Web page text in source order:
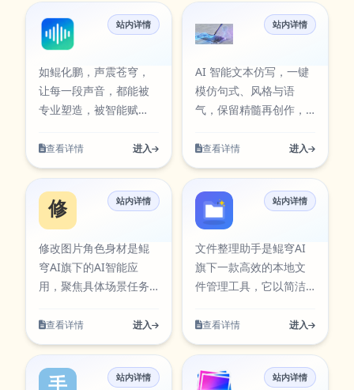
提升执行效率，减少重
复操作带来的时间成
本。当前条目已在本站
示，访问入口：
https://tool.kunqiongai.com。
果的完整流程，适合日
常办公、内容创作、学
习研究与团队协作等多
类任务。在使用过程中
可按需求调整参数与输
结果质量的同时提升执
带来的时间成本。当前
条目已在本站AI工具卡
片中同步展示，访问入
https://media.kunqiongai.com。
具可通过官方入口快速
访问，并提供对应图标
资源，便于在工具库中
检索与使用。 标点符号
检查围绕实际使用场景
果的完整流程，适合日
习研究与团队协作等多
类任务。在使用过程中
可按需求调整参数与输
结果质量的同时提升执
行效率，减少重复操作
带来的时间成本。当前
片中同步展示，访问入
口：
https://
音频处理大师
站内详情
如鲲化鹏，声震苍穹，
让每一段声音，都能被
专业塑造，被智能赋
智能优化于一体的全能
音频工作站。 音频处理
设计，支持从输入到结
果的完整流程，适合日
常办公、内容创作、学
习研究与团队协作等多
类任务。在使用过程中
出方式，帮助你在保证
行效率，减少重复操作
带来的时间成本。当前
查看详情 进入
文本仿写
站内详情
AI 智能文本仿写，一键
模仿句式、风格与语
气，保留精髓再创作，
案、写作、排版等多种
场景。 文本仿写围绕实
从输入到结果的完整流
程，适合日常办公、内
容创作、学习研究与团
队协作等多类任务。在
使用过程中可按需求调
助你在保证结果质量的
少重复操作带来的时间
成本。当前条目已在本
查看详情 进入
修改图片角色身材
站内详情
修改图片角色身材是鲲
穹AI旗下的AI智能应
用，聚焦具体场景任务
到输出流程。面向视觉
创作与图像处理，支持
素材优化。该工具可通
查看详情 进入
文件在线传输
站内详情
文件整理助手是鲲穹AI
旗下一款高效的本地文
件管理工具，它以简洁
量处理能力，帮你解决
日常文件管理的各类痛
件或文件夹的路径、名
查看详情 进入
站内详情 站内详情